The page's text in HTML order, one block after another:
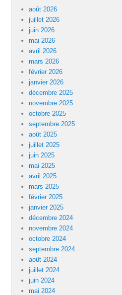
août 2026
juillet 2026
juin 2026
mai 2026
avril 2026
mars 2026
février 2026
janvier 2026
décembre 2025
novembre 2025
octobre 2025
septembre 2025
août 2025
juillet 2025
juin 2025
mai 2025
avril 2025
mars 2025
février 2025
janvier 2025
décembre 2024
novembre 2024
octobre 2024
septembre 2024
août 2024
juillet 2024
juin 2024
mai 2024